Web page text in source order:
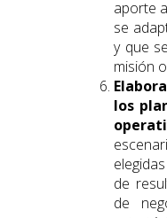
aporte
se
y que
misión
los
de
de